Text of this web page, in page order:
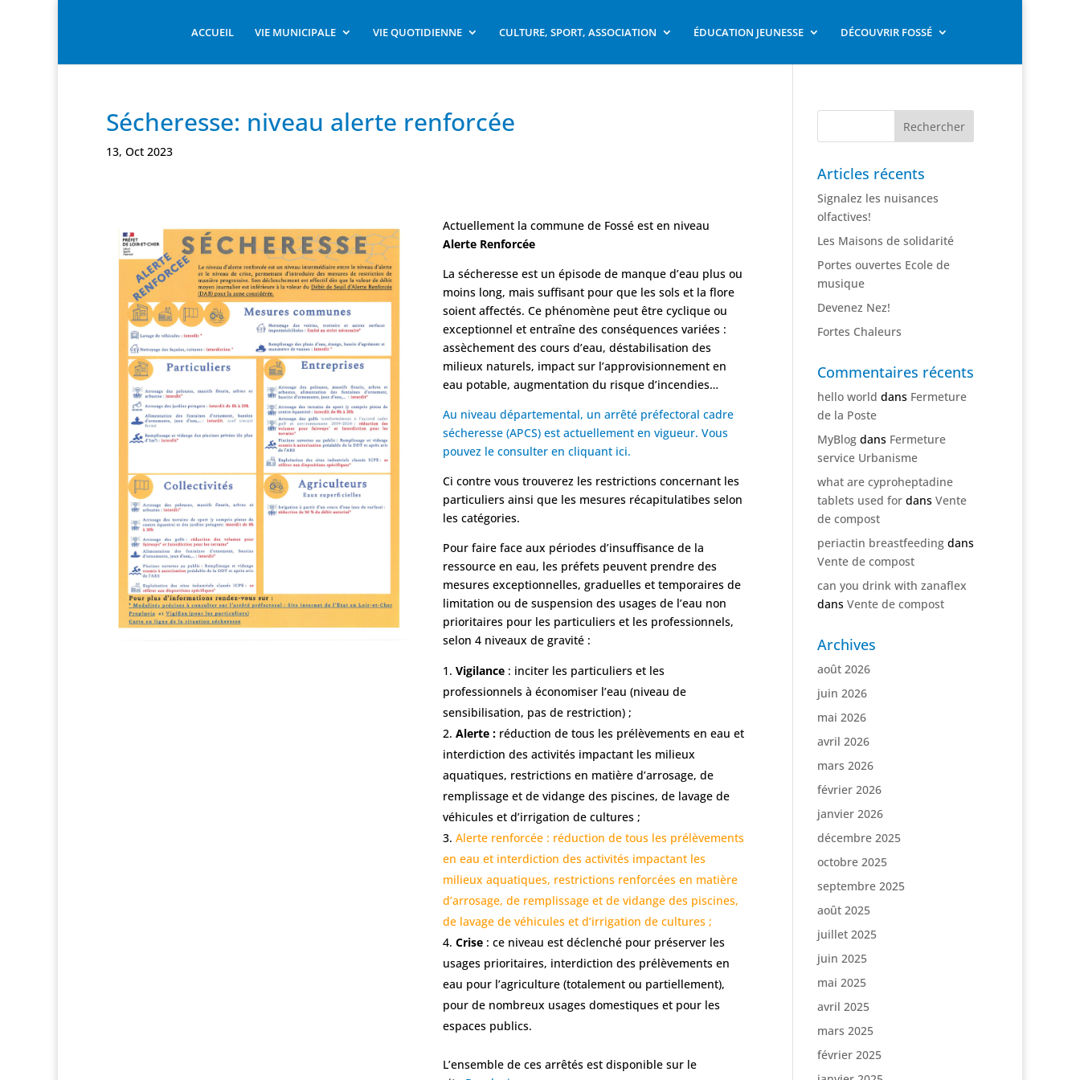
ACCUEIL VIE MUNICIPALE VIE QUOTIDIENNE CULTURE, SPORT, ASSOCIATION ÉDUCATION JEUNESSE DÉCOUVRIR FOSSÉ
Sécheresse: niveau alerte renforcée
13, Oct 2023
Actuellement la commune de Fossé est en niveau
Alerte Renforcée
La sécheresse est un épisode de manque d’eau plus ou
moins long, mais suffisant pour que les sols et la flore
soient affectés. Ce phénomène peut être cyclique ou
exceptionnel et entraîne des conséquences variées :
assèchement des cours d’eau, déstabilisation des
milieux naturels, impact sur l’approvisionnement en
eau potable, augmentation du risque d’incendies…
Au niveau départemental, un arrêté préfectoral cadre
sécheresse (APCS) est actuellement en vigueur. Vous
pouvez le consulter en cliquant ici.
Ci contre vous trouverez les restrictions concernant les
particuliers ainsi que les mesures récapitulatibes selon
les catégories.
Pour faire face aux périodes d’insuffisance de la
ressource en eau, les préfets peuvent prendre des
mesures exceptionnelles, graduelles et temporaires de
limitation ou de suspension des usages de l’eau non
prioritaires pour les particuliers et les professionnels,
selon 4 niveaux de gravité :
Vigilance : inciter les particuliers et les
professionnels à économiser l’eau (niveau de
sensibilisation, pas de restriction) ;
Alerte : réduction de tous les prélèvements en eau et
interdiction des activités impactant les milieux
aquatiques, restrictions en matière d’arrosage, de
remplissage et de vidange des piscines, de lavage de
véhicules et d’irrigation de cultures ;
Alerte renforcée : réduction de tous les prélèvements
en eau et interdiction des activités impactant les
milieux aquatiques, restrictions renforcées en matière
d’arrosage, de remplissage et de vidange des piscines,
de lavage de véhicules et d’irrigation de cultures ;
Crise : ce niveau est déclenché pour préserver les
usages prioritaires, interdiction des prélèvements en
eau pour l’agriculture (totalement ou partiellement),
pour de nombreux usages domestiques et pour les
espaces publics.
L’ensemble de ces arrêtés est disponible sur le
Articles récents
Signalez les nuisances
olfactives!
Les Maisons de solidarité
Portes ouvertes Ecole de
musique
Devenez Nez!
Fortes Chaleurs
Commentaires récents
hello world dans Fermeture
de la Poste
MyBlogdans Fermeture
service Urbanisme
what are cyproheptadine
tablets used fordans Vente
de compost
periactin breastfeedingdans
Vente de compost
can you drink with zanaflex
dans Vente de compost
Archives
août 2026
juin 2026
mai 2026
avril 2026
mars 2026
février 2026
janvier 2026
décembre 2025
octobre 2025
septembre 2025
août 2025
juillet 2025
juin 2025
mai 2025
avril 2025
mars 2025
février 2025